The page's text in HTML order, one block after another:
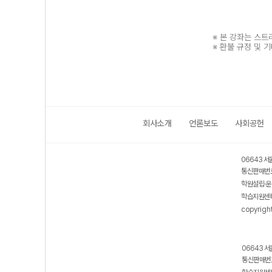
※ 본 강좌는 스트
※ 환불 규정 및
회사소개 언론보도 사회공헌
06643 서
통신판매
학원설립·
학습지원
06643 서
통신판매